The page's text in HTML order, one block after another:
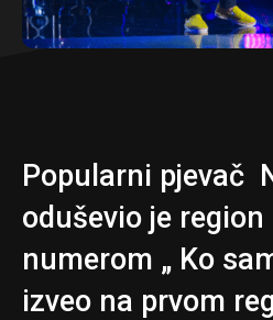
Popularni pjevač
oduševio je region
numerom „ Ko
izveo na prvom